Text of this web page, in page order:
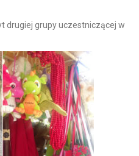
drugiej grupy uczestniczącej w